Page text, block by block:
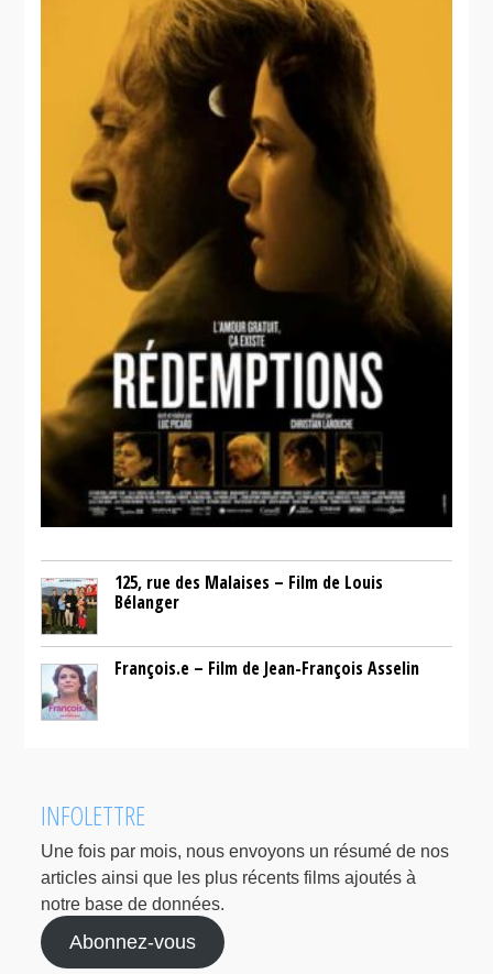
125, rue des Malaises – Film de Louis
Bélanger
François.e – Film de Jean-François Asselin
INFOLETTRE
Une fois par mois, nous envoyons un résumé de nos
articles ainsi que les plus récents films ajoutés à
notre base de données.
Abonnez-vous